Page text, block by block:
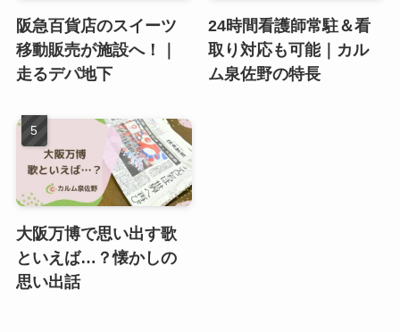
阪急百貨店のスイーツ
移動販売が施設へ！｜
走るデパ地下
24時間看護師常駐＆看
取り対応も可能｜カル
ム泉佐野の特長
大阪万博で思い出す歌
といえば…？懐かしの
思い出話